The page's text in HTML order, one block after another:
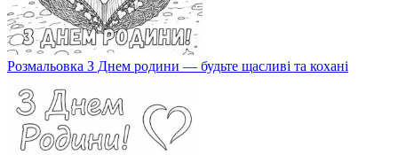
Розмальовка З Днем родини — будьте щасливі та кохані